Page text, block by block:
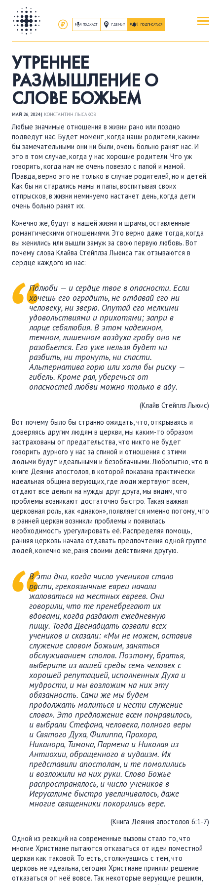
ПОДКАСТ ГДЕ МЫ? ПОДПИСАТЬСЯ
ПОВЕРИТЬ
ОБ ИИСУСЕ ХРИСТЕ
ПОСЕТИТЬ
КАК ПРОЕХАТЬ
ПРИСОЕДИНИТЬСЯ
ЗАНЯТИЯ |ГРУППЫ|СЛУЖЕНИЯ
ПОСЛУШАТЬ
ЗАПИСИ БОГОСЛУЖЕНИЙ
ПОДДЕРЖАТЬ
ВРЕМЯ|ДЕНЬГИ
УТРЕННЕЕ
РАЗМЫШЛЕНИЕ О
СЛОВЕ БОЖЬЕМ
МАЙ 26, 2024 | КОНСТАНТИН ЛЫСАКОВ
Любые значимые отношения в жизни рано или поздно
подведут нас. Будет момент, когда наши родители, какими
бы замечательными они ни были, очень больно ранят нас. И
это в том случае, когда у нас хорошие родители. Что уж
говорить, когда нам не очень повезло с папой и мамой.
Правда, верно это не только в случае родителей, но и детей.
Как бы ни старались мамы и папы, воспитывая своих
отпрысков, в жизни неминуемо настанет день, когда дети
очень больно ранят их.
Конечно же, будут в нашей жизни и шрамы, оставленные
романтическими отношениями. Это верно даже тогда, когда
вы женились или вышли замуж за свою первую любовь. Вот
почему слова Клайва Стейплза Льюиса так отзываются в
сердце каждого из нас:
Полюби — и сердце твое в опасности. Если
хочешь его оградить, не отдавай его ни
человеку, ни зверю. Опутай его мелкими
удовольствиями и прихотями; запри в
ларце себялюбия. В этом надежном,
темном, лишенном воздуха гробу оно не
разобьется. Его уже нельзя будет ни
разбить, ни тронуть, ни спасти.
Альтернатива горю или хотя бы риску —
гибель. Кроме рая, уберечься от
опасностей любви можно только в аду.
(Клайв Стейплз Льюис)
Вот почему было бы странно ожидать, что, открываясь и
доверяясь другим людям в церкви, мы каким-то образом
застрахованы от предательства, что никто не будет
говорить дурного у нас за спиной и отношения с этими
людьми будут идеальными и безоблачными. Любопытно, что в
книге Деяния апостолов, в которой показана практически
идеальная община верующих, где люди жертвуют всем,
отдают все деньги на нужды друг друга, мы видим, что
проблемы возникают достаточно быстро. Такая важная
церковная роль, как «диакон», появляется именно потому, что
в ранней церкви возникли проблемы и появилась
необходимость урегулировать её. Распределяя помощь,
ранняя церковь начала отдавать предпочтения одной группе
людей, конечно же, раня своими действиями другую.
В эти дни, когда число учеников стало
расти, грекоязычные евреи начали
жаловаться на местных евреев. Они
говорили, что те пренебрегают их
вдовами, когда раздают ежедневную
пищу. Тогда Двенадцать созвали всех
учеников и сказали: «Мы не можем, оставив
служение словом Божьим, заняться
обслуживанием столов. Поэтому, братья,
выберите из вашей среды семь человек с
хорошей репутацией, исполненных Духа и
мудрости, и мы возложим на них эту
обязанность. Сами же мы будем
продолжать молиться и нести служение
слова». Это предложение всем понравилось,
и выбрали Стефана, человека, полного веры
и Святого Духа, Филиппа, Прохора,
Никанора, Тимона, Пармена и Николая из
Антиохии, обращенного в иудаизм. Их
представили апостолам, и те помолились
и возложили на них руки. Слово Божье
распространялось, и число учеников в
Иерусалиме быстро увеличивалось, даже
многие священники покорились вере.
(Книга Деяния апостолов 6:1-7)
Одной из реакций на современные вызовы стало то, что
многие Христиане пытаются отказаться от идеи поместной
церкви как таковой. То есть, столкнувшись с тем, что
церковь не идеальна, сегодня Христиане приняли решение
отказаться от неё вовсе. Так некоторые верующие решили,